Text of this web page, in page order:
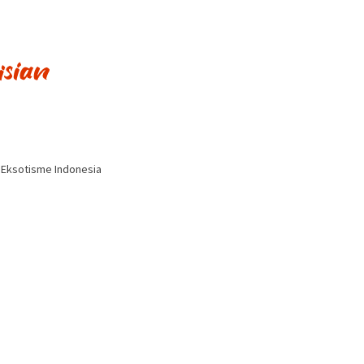
Indonesia